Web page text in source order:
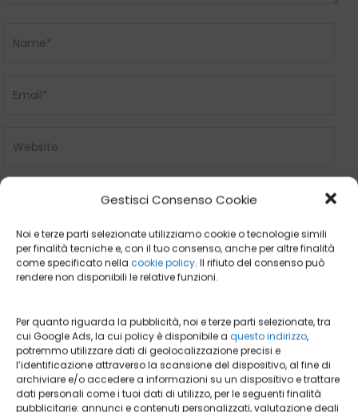
Gestisci Consenso Cookie
Noi e terze parti selezionate utilizziamo cookie o tecnologie simili
per finalità tecniche e, con il tuo consenso, anche per altre finalità
come specificato nella cookie policy. Il rifiuto del consenso può
rendere non disponibili le relative funzioni.
Per quanto riguarda la pubblicità, noi e terze parti selezionate, tra
cui Google Ads, la cui policy è disponibile a questo indirizzo,
potremmo utilizzare dati di geolocalizzazione precisi e
l’identificazione attraverso la scansione del dispositivo, al fine di
archiviare e/o accedere a informazioni su un dispositivo e trattare
dati personali come i tuoi dati di utilizzo, per le seguenti finalità
pubblicitarie: annunci e contenuti personalizzati, valutazione degli
Search